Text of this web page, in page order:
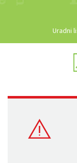
Uradni